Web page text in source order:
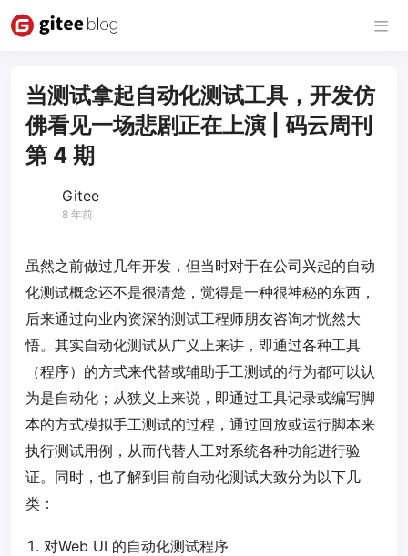
当测试拿起自动化测试工具，开发仿
佛看见一场悲剧正在上演 | 码云周刊
第 4 期
Gitee
8 年前
虽然之前做过几年开发，但当时对于在公司兴起的自动
化测试概念还不是很清楚，觉得是一种很神秘的东西，
后来通过向业内资深的测试工程师朋友咨询才恍然大
悟。其实自动化测试从广义上来讲，即通过各种工具
（程序）的方式来代替或辅助手工测试的行为都可以认
为是自动化；从狭义上来说，即通过工具记录或编写脚
本的方式模拟手工测试的过程，通过回放或运行脚本来
执行测试用例，从而代替人工对系统各种功能进行验
证。同时，也了解到目前自动化测试大致分为以下几
类：
对Web UI 的自动化测试程序